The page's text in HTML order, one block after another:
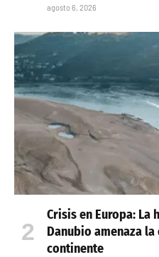
agosto 6, 2026
Crisis en Europa: La
Danubio amenaza
continente